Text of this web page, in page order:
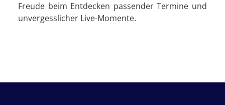
Freude beim Entdecken passender Termine und
unvergesslicher Live-Momente.